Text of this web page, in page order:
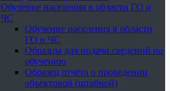
Обучение населения в области ГО и
ЧС
Обучение населения в области
ГО и ЧС
Образцы для подачи сведений по
обучению
Образец отчёта о проведении
объектовой (штабной)